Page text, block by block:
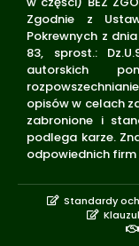
Zgodnie z
Pokrewnych z
83, sprost.:
autorskich
opisów w celach
zabronione i
podlega karze.
odpowiednich
Standardy